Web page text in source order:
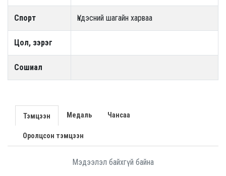
Спорт Үндэсний шагайн харваа
Цол, зэрэг
Сошиал
Тэмцээн Медаль Чансаа
Оролцсон тэмцээн
Мэдээлэл байхгүй байна